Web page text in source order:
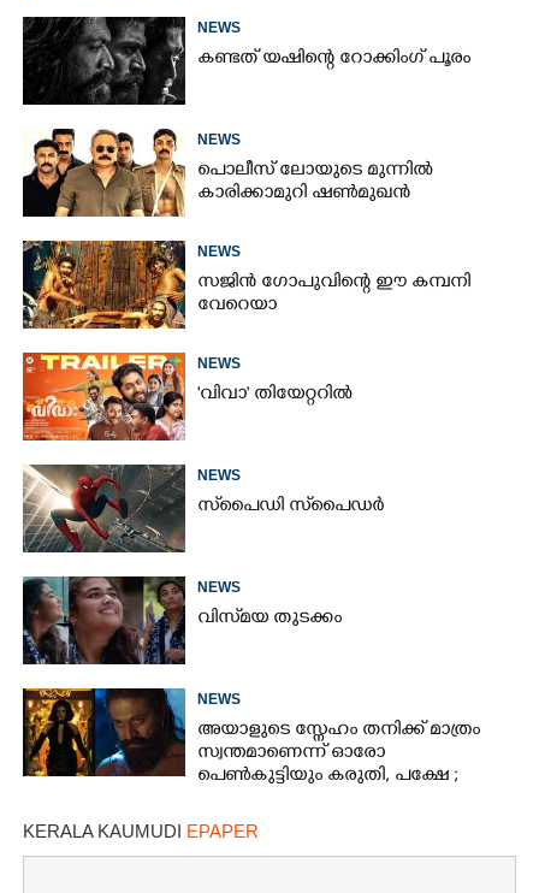
NEWS
കണ്ടത് യഷിന്റെ റോക്കിംഗ് പൂരം
NEWS
പൊലീസ് ലോയുടെ മുന്നിൽ
കാരിക്കാമുറി ഷൺമുഖൻ
NEWS
സജിൻ ഗോപുവിന്റെ ഈ കമ്പനി
വേറെയാ
NEWS
'വിവാ' തിയേറ്ററിൽ
NEWS
സ്‌പൈ‌ഡി സ്‌പൈ‌ഡർ
NEWS
വിസ്‌മയ തുടക്കം
NEWS
അയാളുടെ സ്നേഹം തനിക്ക് മാത്രം
സ്വന്തമാണെന്ന് ഓരോ
പെൺകുട്ടിയും കരുതി,​ പക്ഷേ ;
ടോക്സിക് ട്രെയിലർ
KERALA KAUMUDI EPAPER